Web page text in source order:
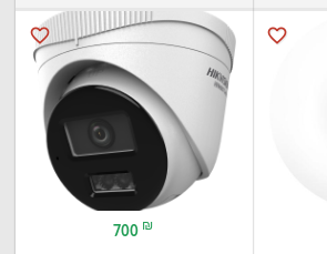
favorite_border
favorite_border
700 ₪